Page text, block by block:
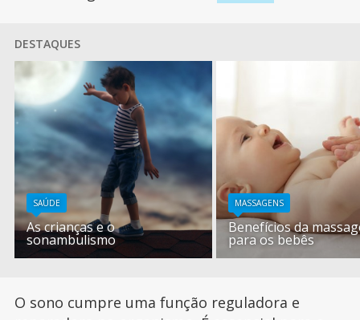
DESTAQUES
SAÚDE
As crianças e o
sonambulismo
MASSAGENS
Benefícios da
para os bebês
O sono cumpre uma função reguladora e